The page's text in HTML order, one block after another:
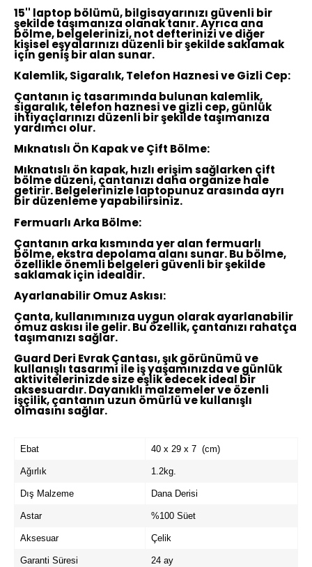
15'' laptop bölümü, bilgisayarınızı güvenli bir
şekilde taşımanıza olanak tanır. Ayrıca ana
bölme, belgelerinizi, not defterinizi ve diğer
kişisel eşyalarınızı düzenli bir şekilde saklamak
için geniş bir alan sunar.
Kalemlik, Sigaralık, Telefon Haznesi ve Gizli Cep:
Çantanın iç tasarımında bulunan kalemlik,
sigaralık, telefon haznesi ve gizli cep, günlük
ihtiyaçlarınızı düzenli bir şekilde taşımanıza
yardımcı olur.
Mıknatıslı Ön Kapak ve Çift Bölme:
Mıknatıslı ön kapak, hızlı erişim sağlarken çift
bölme düzeni, çantanızı daha organize hale
getirir. Belgelerinizle laptopunuz arasında ayrı
bir düzenleme yapabilirsiniz.
Fermuarlı Arka Bölme:
Çantanın arka kısmında yer alan fermuarlı
bölme, ekstra depolama alanı sunar. Bu bölme,
özellikle önemli belgeleri güvenli bir şekilde
saklamak için idealdir.
Ayarlanabilir Omuz Askısı:
Çanta, kullanımınıza uygun olarak ayarlanabilir
omuz askısı ile gelir. Bu özellik, çantanızı rahatça
taşımanızı sağlar.
Guard Deri Evrak Çantası, şık görünümü ve
kullanışlı tasarımı ile iş yaşamınızda ve günlük
aktivitelerinizde size eşlik edecek ideal bir
aksesuardır. Dayanıklı malzemeler ve özenli
işçilik, çantanın uzun ömürlü ve kullanışlı
olmasını sağlar.
Ebat 40 x 29 x 7 (cm)
Ağırlık 1.2kg.
Dış Malzeme Dana Derisi
Astar %100 Süet
Aksesuar Çelik
Garanti Süresi 24 ay